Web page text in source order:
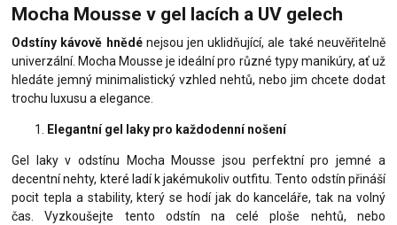
Mocha Mousse v gel lacích a UV gelech
Odstíny kávově hnědé nejsou jen uklidňující, ale také neuvěřitelně
univerzální. Mocha Mousse je ideální pro různé typy manikúry, ať už
hledáte jemný minimalistický vzhled nehtů, nebo jim chcete dodat
trochu luxusu a elegance.
Elegantní gel laky pro každodenní nošení
Gel laky v odstínu Mocha Mousse jsou perfektní pro jemné a
decentní nehty, které ladí k jakémukoliv outfitu. Tento odstín přináší
pocit tepla a stability, který se hodí jak do kanceláře, tak na volný
čas. Vyzkoušejte tento odstín na celé ploše nehtů, nebo